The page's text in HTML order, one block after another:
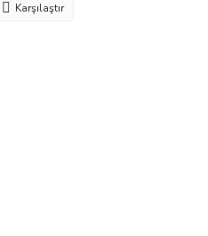
Karşılaştır